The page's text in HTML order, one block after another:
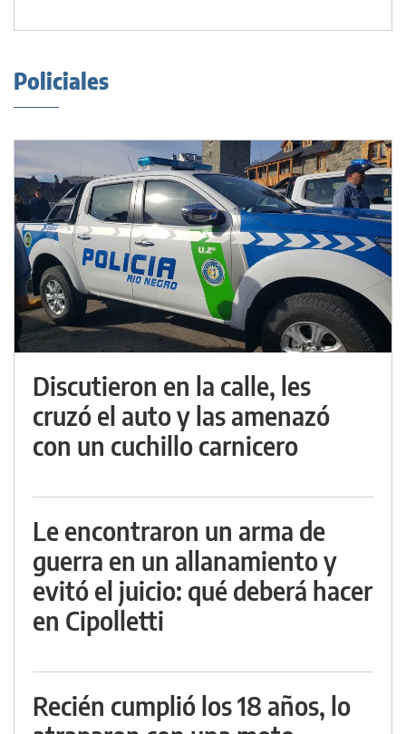
Policiales
Discutieron en la calle, les
cruzó el auto y las amenazó
con un cuchillo carnicero
Le encontraron un arma de
guerra en un allanamiento y
evitó el juicio: qué deberá hacer
en Cipolletti
Recién cumplió los 18 años, lo